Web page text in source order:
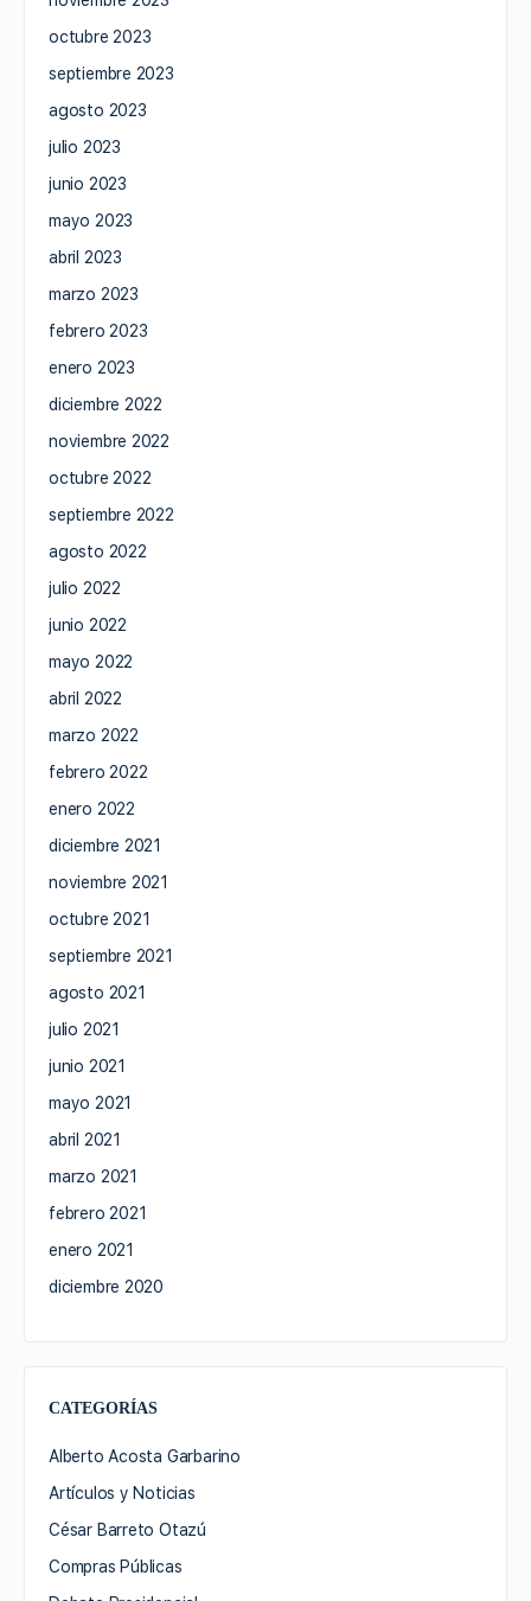
octubre 2023
septiembre 2023
agosto 2023
julio 2023
junio 2023
mayo 2023
abril 2023
marzo 2023
febrero 2023
enero 2023
diciembre 2022
noviembre 2022
octubre 2022
septiembre 2022
agosto 2022
julio 2022
junio 2022
mayo 2022
abril 2022
marzo 2022
febrero 2022
enero 2022
diciembre 2021
noviembre 2021
octubre 2021
septiembre 2021
agosto 2021
julio 2021
junio 2021
mayo 2021
abril 2021
marzo 2021
febrero 2021
enero 2021
diciembre 2020
CATEGORÍAS
Alberto Acosta Garbarino
Artículos y Noticias
César Barreto Otazú
Compras Públicas